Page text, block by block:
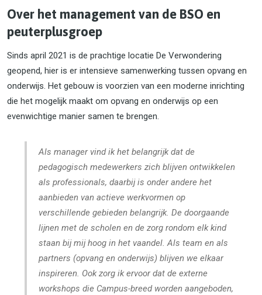
Over het management van de BSO en
peuterplusgroep
Sinds april 2021 is de prachtige locatie De Verwondering
geopend, hier is er intensieve samenwerking tussen opvang en
onderwijs. Het gebouw is voorzien van een moderne inrichting
die het mogelijk maakt om opvang en onderwijs op een
evenwichtige manier samen te brengen.
Als manager vind ik het belangrijk dat de
pedagogisch medewerkers zich blijven ontwikkelen
als professionals, daarbij is onder andere het
aanbieden van actieve werkvormen op
verschillende gebieden belangrijk. De doorgaande
lijnen met de scholen en de zorg rondom elk kind
staan bij mij hoog in het vaandel. Als team en als
partners (opvang en onderwijs) blijven we elkaar
inspireren. Ook zorg ik ervoor dat de externe
workshops die Campus-breed worden aangeboden,